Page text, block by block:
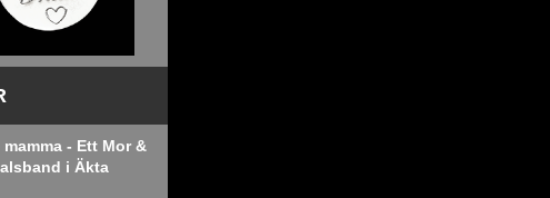
- Ett Mor &
i Äkta